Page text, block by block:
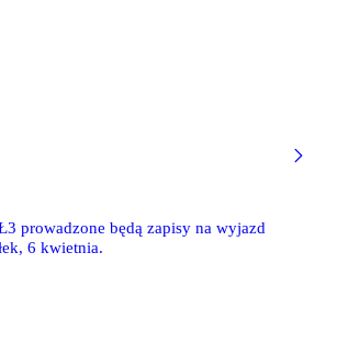
prowadzone będą zapisy na wyjazd
6 kwietnia.